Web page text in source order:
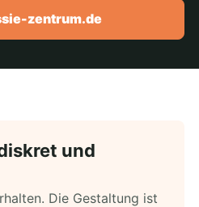
zentrum.de
und
Die Gestaltung ist